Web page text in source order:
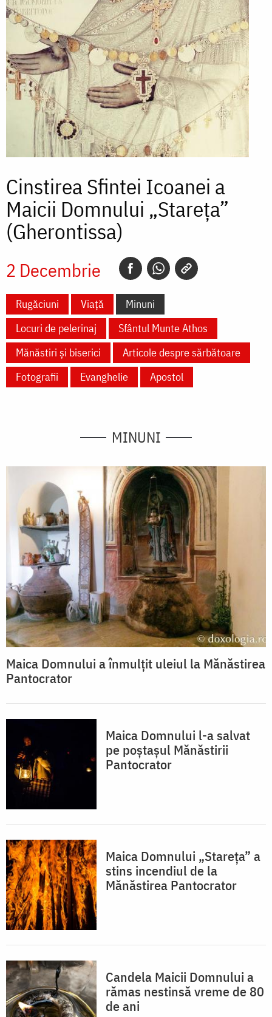
Cinstirea Sfintei Icoanei a
Maicii Domnului „Stareța”
(Gherontissa)
2 Decembrie
Rugăciuni Viață
Minuni
Locuri de pelerinaj
Sfântul Munte Athos
Mănăstiri și biserici
Articole despre sărbătoare
Fotografii
Evanghelie Apostol
MINUNI
Maica Domnului a înmulțit uleiul la Mănăstirea
Pantocrator
Maica Domnului l-a salvat
pe poștașul Mănăstirii
Pantocrator
Maica Domnului „Stareța” a
stins incendiul de la
Mănăstirea Pantocrator
Candela Maicii Domnului a
rămas nestinsă vreme de 80
de ani